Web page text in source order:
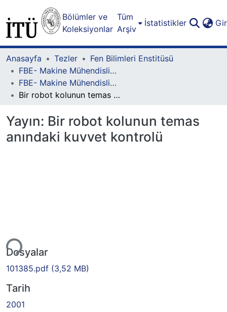
Bölümler ve
Koleksiyonlar
Tüm
Arşiv
İstatistikler
Anasayfa Tezler
Fen Bilimleri Enstitüsü
FBE- Makine Mühendisliği Lisansüstü Programı
FBE- Makine Mühendisliği Lisansüstü Programı - Yüksek Lisans
Bir robot kolunun temas anındaki kuvvet kontrolü
Yayın: Bir robot kolunun temas
anındaki kuvvet kontrolü
Dosyalar
101385.pdf (3,52 MB)
Tarih
2001